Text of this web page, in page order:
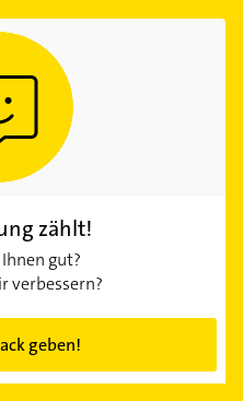
zählt!
gut?
verbessern?
geben!